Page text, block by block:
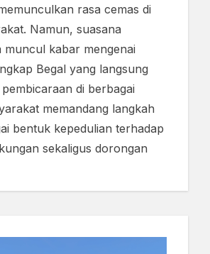
rasa cemas di
Namun, suasana
muncul kabar mengenai
Begal yang langsung
di berbagai
memandang langkah
bentuk kepedulian terhadap
sekaligus dorongan